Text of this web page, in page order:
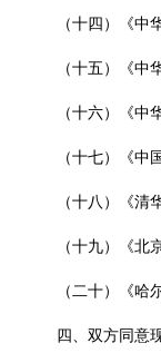
（十四）《
（十五）《
（十六）《
（十七）《
（十八）《清
（十九）《
（二十）《
四、双方同意